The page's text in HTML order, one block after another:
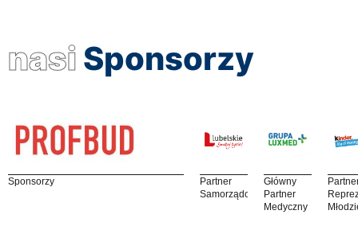
nasi Sponsorzy
Sponsorzy
Partner
Samorządowy
Główny
Partner
Medyczny